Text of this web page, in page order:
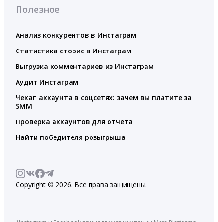
Полезное
Анализ конкурентов в Инстаграм
Статистика сторис в Инстаграм
Выгрузка комментариев из Инстаграм
Аудит Инстаграм
Чекап аккаунта в соцсетях: зачем вы платите за
SMM
Проверка аккаунтов для отчета
Найти победителя розыгрыша
Copyright © 2026. Все права защищены.